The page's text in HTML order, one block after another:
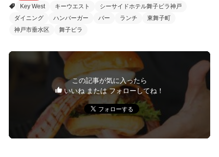
Key West キーウエスト
シーサイドホテル舞子ビラ神戸
ダイニング
ハンバーガー バー ランチ
東舞子町
神戸市垂水区
舞子ビラ
この記事が気に入ったら
いいね または フォローしてね！